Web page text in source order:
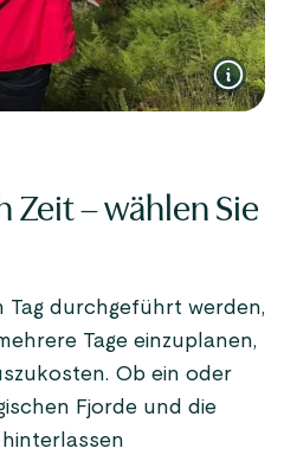
Zeit – wählen Sie
Tag durchgeführt werden,
Tage einzuplanen,
Ob ein oder
Fjorde und die